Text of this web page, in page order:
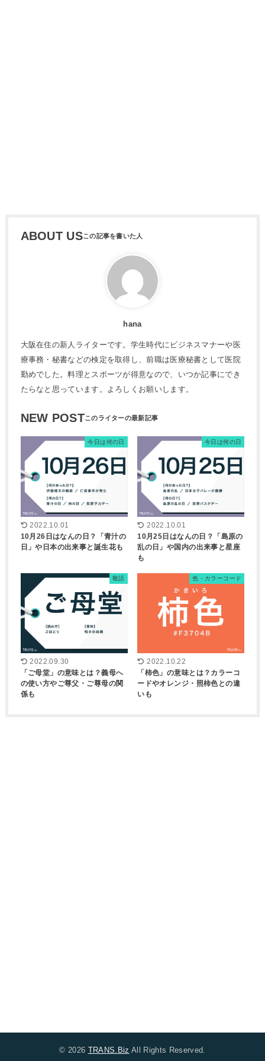
ABOUT US
hana
大阪在住の新人ライターです。学生時代にビジネスマナーや医
療事務・秘書などの検定を取得し、前職は医療秘書として医院
勤めでした。料理とスポーツが得意なので、いつか記事にでき
たらなと思っています。よろしくお願いします。
NEW POST
今日は何の日
2022.10.01
10月26日はなんの日？「青汁の
日」や日本の出来事と誕生花も
今日は何の日
2022.10.01
10月25日はなんの日？「島原の
乱の日」や国内の出来事と星座
も
敬語
2022.09.30
「ご母堂」の意味とは？義母へ
の使い方やご尊父・ご尊母の関
係も
色・カラーコード
2022.10.22
「柿色」の意味とは？カラーコ
ードやオレンジ・照柿色との違
いも
© 2026 TRANS.Biz All Rights Reserved.